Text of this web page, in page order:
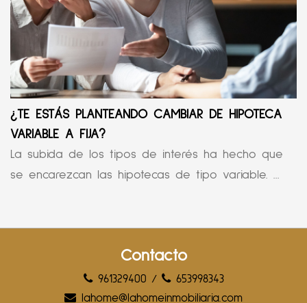
¿TE ESTÁS PLANTEANDO CAMBIAR DE HIPOTECA
VARIABLE A FIJA?
La subida de los tipos de interés ha hecho que
se encarezcan las hipotecas de tipo variable. ...
Contacto
961329400 /
653998343
lahome@lahomeinmobiliaria.com